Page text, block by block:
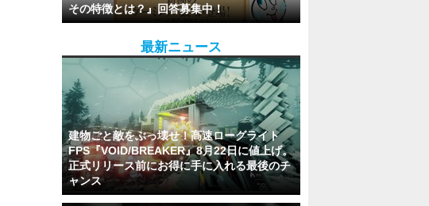
その特徴とは？』回答募集中！
最新ニュース
建物ごと敵をぶっ壊せ！高速ローグライト
FPS『VOID/BREAKER』8月22日に値上げ。
正式リリース前にお得に手に入れる最後のチ
ャンス